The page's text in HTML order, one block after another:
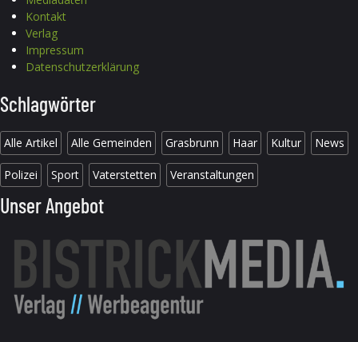
Kontakt
Verlag
Impressum
Datenschutzerklärung
Schlagwörter
Alle Artikel Alle Gemeinden Grasbrunn Haar Kultur News
Polizei Sport Vaterstetten Veranstaltungen
Unser Angebot